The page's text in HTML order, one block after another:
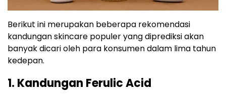
Berikut ini merupakan beberapa rekomendasi
kandungan skincare populer yang diprediksi akan
banyak dicari oleh para konsumen dalam lima tahun
kedepan.
1. Kandungan Ferulic Acid